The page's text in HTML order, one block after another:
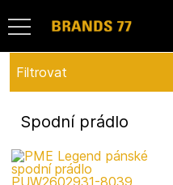
Filtrovat
Spodní prádlo